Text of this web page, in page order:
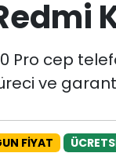
Pro cep
ve
FİYAT